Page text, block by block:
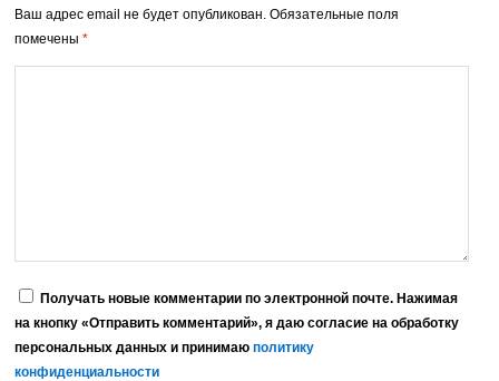
Ваш адрес email не будет опубликован. Обязательные поля
помечены*
Получать новые комментарии по электронной почте. Нажимая
на кнопку «Отправить комментарий», я даю согласие на обработку
персональных данных и принимаюполитику
конфиденциальности